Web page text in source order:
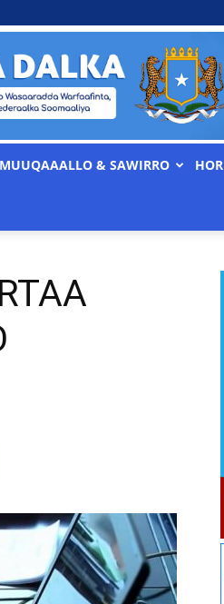
MUUQAAALLO & SAWIRRO